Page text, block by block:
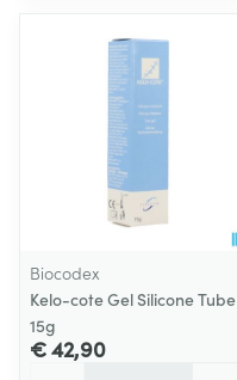
Biocodex
Kelo-cote Gel Silicone Tube
15g
€ 42,90